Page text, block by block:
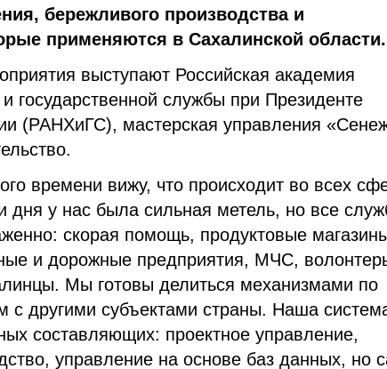
бережливого производства и
применяются в Сахалинской области.
выступают Российская академия
и государственной службы при Президенте
(РАНХиГС), мастерская управления
времени вижу, что происходит во всех
дня у нас была сильная метель, но все
скорая помощь, продуктовые
и дорожные предприятия, МЧС,
Мы готовы делиться механизмами по
с другими субъектами страны. Наша
составляющих: проектное управление,
управление на основе баз данных, но